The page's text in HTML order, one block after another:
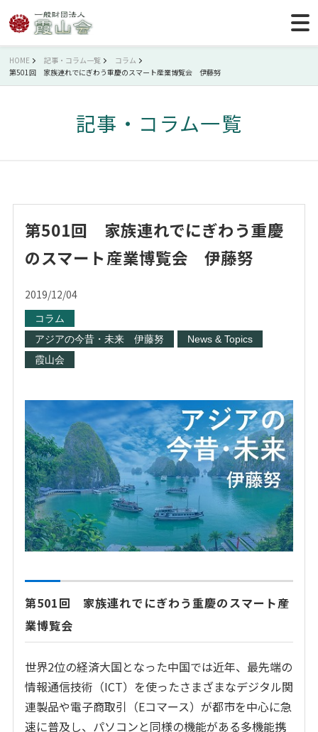
HOME 記事・コラム一覧
コラム
第501回 家族連れでにぎわう重慶のスマート産業博覧会 伊藤努
記事・コラム一覧
第501回 家族連れでにぎわう重慶
のスマート産業博覧会 伊藤努
2019/12/04
コラム
アジアの今昔・未来 伊藤努
News & Topics
霞山会
第501回 家族連れでにぎわう重慶のスマート産
業博覧会
世界2位の経済大国となった中国では近年、最先端の
情報通信技術（ICT）を使ったさまざまなデジタル関
連製品や電子商取引（Eコマース）が都市を中心に急
速に普及し、パソコンと同様の機能がある多機能携